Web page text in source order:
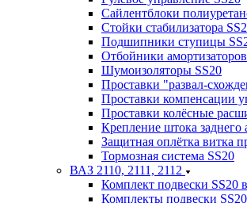
Сайлентблоки
Стойки стабилизатора
Подшипники ступицы
Отбойники
Шумоизоляторы SS20
Проставки "развал-
Проставки компенсации
Проставки колёсные
Крепление штока заднего
Защитная оплётка витка
Тормозная система SS20
ВАЗ 2110, 2111, 2112
Комплект подвески SS20
Комплекты подвески